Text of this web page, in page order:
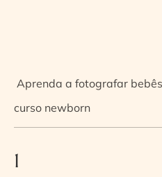
Aprenda a fotografar
curso newborn
1